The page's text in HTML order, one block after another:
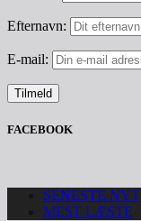
Efternavn:
E-mail:
FACEBOOK
SENESTE NYT
MEST LÆSTE